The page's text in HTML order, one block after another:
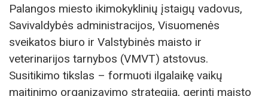
Palangos miesto ikimokyklinių įstaigų vadovus,
Savivaldybės administracijos, Visuomenės
sveikatos biuro ir Valstybinės maisto ir
veterinarijos tarnybos (VMVT) atstovus.
Susitikimo tikslas – formuoti ilgalaikę vaikų
maitinimo organizavimo strategiją, gerinti maisto